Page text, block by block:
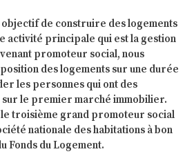
objectif de construire des logements
activité principale qui est la gestion
promoteur social, nous
des logements sur une durée
les personnes qui ont des
sur le premier marché immobilier.
troisième grand promoteur social
nationale des habitations à bon
Fonds du Logement.